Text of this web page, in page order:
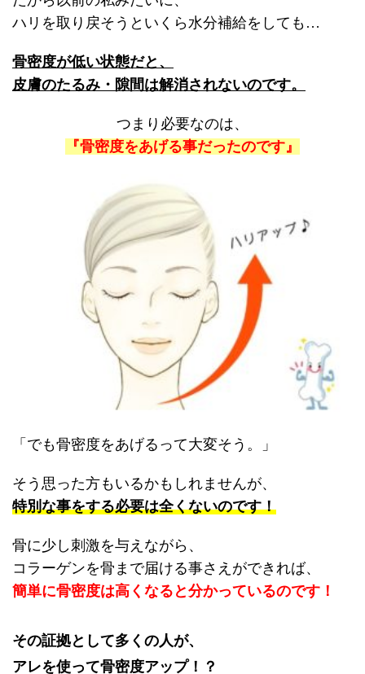
ハリを取り戻そうといくら水分補給をしても…
骨密度が低い状態だと、
皮膚のたるみ・隙間は解消されないのです。
つまり必要なのは、
『骨密度をあげる事だったのです』
「でも骨密度をあげるって大変そう。」
そう思った方もいるかもしれませんが、
特別な事をする必要は全くないのです！
骨に少し刺激を与えながら、
コラーゲンを骨まで届ける事さえができれば、
簡単に骨密度は高くなると分かっているのです！
その証拠として多くの人が、
アレを使って骨密度アップ！？